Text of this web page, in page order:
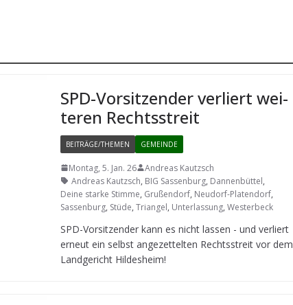
SPD-Vor­sit­zen­der ver­liert wei­
te­ren Rechtsstreit
BEITRÄGE/THEMEN GEMEINDE
Montag, 5. Jan. 26
Andreas Kautzsch
Andreas Kautzsch, BIG Sassenburg, Dannenbüttel,
Deine starke Stimme, Grußendorf, Neudorf-Platendorf,
Sassenburg, Stüde, Triangel, Unterlassung, Westerbeck
SPD-Vor­sit­zen­der kann es nicht las­sen - und ver­liert
erneut ein selbst ange­zet­tel­ten Rechts­streit vor dem
Land­ge­richt Hildesheim!